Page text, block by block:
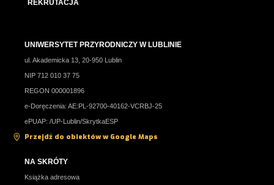
REKRUTACJA
UNIWERSYTET PRZYRODNICZY W LUBLINIE
ul. Akademicka 13, 20-950 Lublin
NIP 712 010 37 75
REGON 000001896
e-Doręczenia: AE:PL-92700-40162-VCRBJ-25
ePUAP: /UP-Lublin/SkrytkaESP
Przejdź do obiektów w Google Maps
NA SKRÓTY
Książka adresowa